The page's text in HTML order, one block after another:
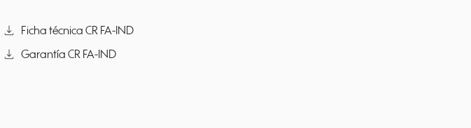
download Ficha técnica CR FA-IND
download Garantía CR FA-IND